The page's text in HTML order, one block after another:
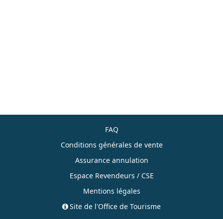
FAQ
Conditions générales de vente
Assurance annulation
Espace Revendeurs / CSE
Mentions légales
Site de l'Office de Tourisme